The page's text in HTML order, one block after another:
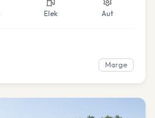
Elek Aut
Marge